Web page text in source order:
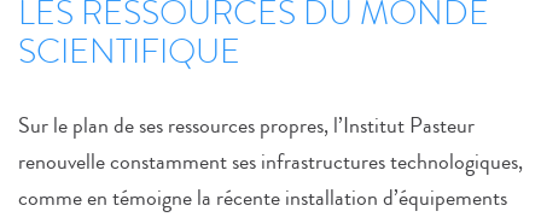
LES RESSOURCES DU MONDE
SCIENTIFIQUE
Sur le plan de ses ressources propres, l’Institut Pasteur
renouvelle constamment ses infrastructures technologiques,
comme en témoigne la récente installation d’équipements